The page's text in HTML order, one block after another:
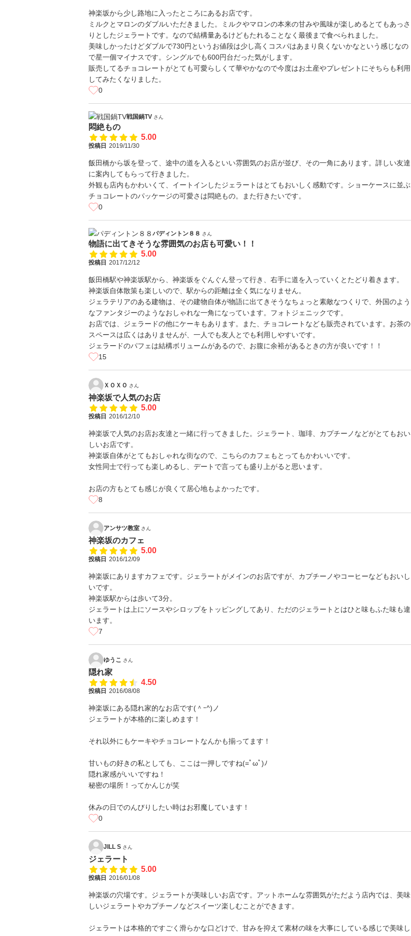
神楽坂から少し路地に入ったところにあるお店です。
ミルクとマロンのダブルいただきました。ミルクやマロンの本来の甘みや風味が楽しめるとてもあっさ
りとしたジェラートです。なので結構量あるけどもたれることなく最後まで食べられました。
美味しかったけどダブルで730円というお値段は少し高くコスパはあまり良くないかなという感じなの
で星一個マイナスです。シングルでも600円台だった気がします。
販売してるチョコレートがとても可愛らしくて華やかなので今度はお土産やプレゼントにそちらも利用
してみたくなりました。
0
戦国鍋TV さん
悶絶もの
5.00
投稿日 2019/11/30
飯田橋から坂を登って、途中の道を入るといい雰囲気のお店が並び、その一角にあります。詳しい友達
に案内してもらって行きました。
外観も店内もかわいくて、イートインしたジェラートはとてもおいしく感動です。ショーケースに並ぶ
チョコレートのパッケージの可愛さは悶絶もの。また行きたいです。
0
パディントン８８ さん
物語に出てきそうな雰囲気のお店も可愛い！！
5.00
投稿日 2017/12/12
飯田橋駅や神楽坂駅から、神楽坂をぐんぐん登って行き、右手に道を入っていくとたどり着きます。
神楽坂自体散策も楽しいので、駅からの距離は全く気になりません。
ジェラテリアのある建物は、その建物自体が物語に出てきそうなちょっと素敵なつくりで、外国のよう
なファンタジーのようなおしゃれな一角になっています。フォトジェニックです。
お店では、ジェラードの他にケーキもあります。また、チョコレートなども販売されています。お茶の
スペースは広くはありませんが、一人でも友人とでも利用しやすいです。
ジェラードのパフェは結構ボリュームがあるので、お腹に余裕があるときの方が良いです！！
15
ＸＯＸＯ さん
神楽坂で人気のお店
5.00
投稿日 2016/12/10
神楽坂で人気のお店お友達と一緒に行ってきました。ジェラート、珈琲、カプチーノなどがとてもおい
しいお店です。
神楽坂自体がとてもおしゃれな街なので、こちらのカフェもとってもかわいいです。
女性同士で行っても楽しめるし、デートで言っても盛り上がると思います。
お店の方もとても感じが良くて居心地もよかったです。
8
アンサツ教室 さん
神楽坂のカフェ
5.00
投稿日 2016/12/09
神楽坂にありますカフェです。ジェラートがメインのお店ですが、カプチーノやコーヒーなどもおいし
いです。
神楽坂駅からは歩いて3分。
ジェラートは上にソースやシロップをトッピングしてあり、ただのジェラートとはひと味もふた味も違
います。
7
ゆうこ さん
隠れ家
4.50
投稿日 2016/08/08
神楽坂にある隠れ家的なお店です(＾ｰ^)ノ
ジェラートが本格的に楽しめます！
それ以外にもケーキやチョコレートなんかも揃ってます！
甘いもの好きの私としても、ここは一押しですね(=ﾟωﾟ)ﾉ
隠れ家感がいいですね！
秘密の場所！ってかんじが笑
休みの日でのんびりしたい時はお邪魔しています！
0
JILL S さん
ジェラート
5.00
投稿日 2016/01/08
神楽坂の穴場です。ジェラートが美味しいお店です。アットホームな雰囲気がただよう店内では、美味
しいジェラートやカプチーノなどスイーツ楽しむことができます。
ジェラートは本格的ですごく滑らかな口どけで、甘みを抑えて素材の味を大事にしている感じで美味し